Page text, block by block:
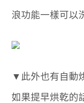
浪功能一樣可以
▼此外也有自動
如果提早烘乾的